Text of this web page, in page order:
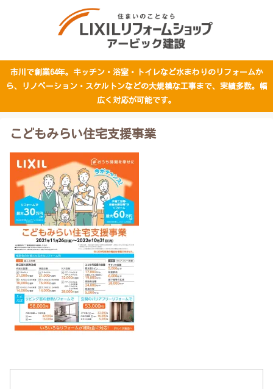
市川で創業64年。キッチン・浴室・トイレなど水まわりのリフォームか
ら、リノベーション・スケルトンなどの大規模な工事まで、実績多数。幅
広く対応が可能です。
こどもみらい住宅支援事業